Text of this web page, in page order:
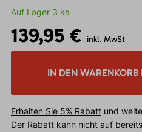
Auf Lager 3 ks
139,95 € inkl. MwSt
IN DEN WARENKORB
Erhalten Sie 5% Rabattund
Der Rabatt kann nicht auf